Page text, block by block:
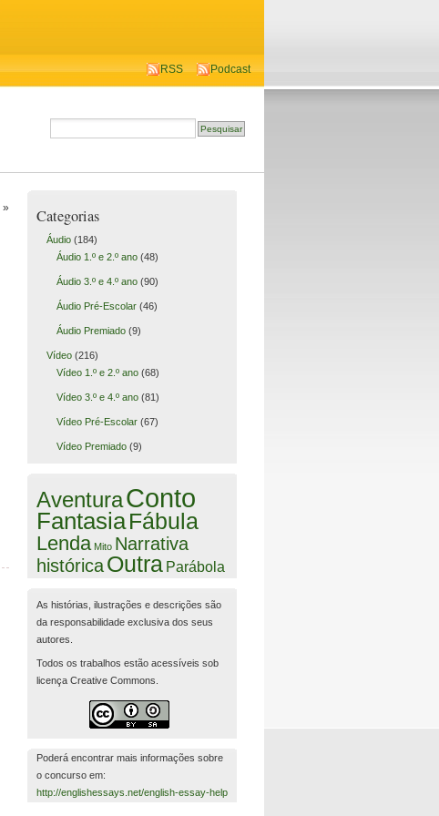
RSS Podcast
» Categorias
Áudio(184)
Áudio 1.º e 2.º ano(48)
Áudio 3.º e 4.º ano(90)
Áudio Pré-Escolar(46)
Áudio Premiado(9)
Vídeo(216)
Vídeo 1.º e 2.º ano(68)
Vídeo 3.º e 4.º ano(81)
Vídeo Pré-Escolar(67)
Vídeo Premiado(9)
AventuraConto
FantasiaFábula
Lenda Mito Narrativa
históricaOutra Parábola
As histórias, ilustrações e descrições são
da responsabilidade exclusiva dos seus
autores.
Todos os trabalhos estão acessíveis sob
licença Creative Commons.
Poderá encontrar mais informações sobre
o concurso em:
http://englishessays.net/english-essay-help